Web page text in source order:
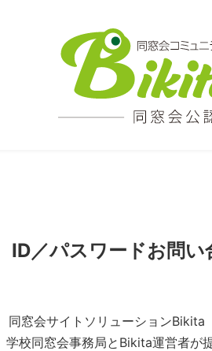
ID／パスワードお問
同窓会サイトソリューションBikita
校同窓会事務局とBikita運営者が